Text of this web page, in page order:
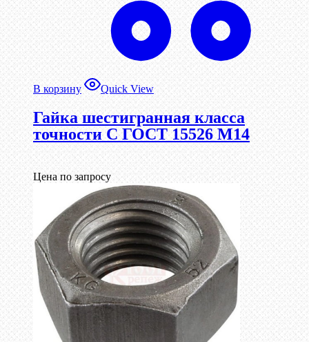
В корзину Quick View
Гайка шестигранная класса
точности С ГОСТ 15526 М14
Цена по запросу